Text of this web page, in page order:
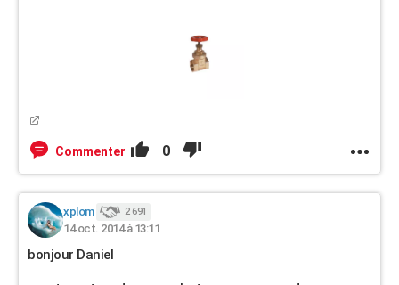
Commenter 0
xplom 2 691
14 oct. 2014 à 13:11
bonjour Daniel